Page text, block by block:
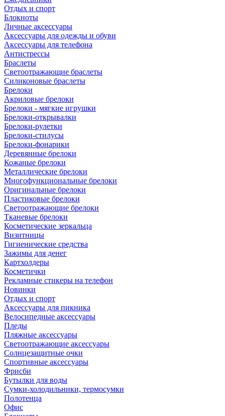
Отдых и спорт
Блокноты
Личные аксессуары
Аксессуары для одежды и обуви
Аксессуары для телефона
Антистрессы
Браслеты
Светоотражающие браслеты
Силиконовые браслеты
Брелоки
Акриловые брелоки
Брелоки - мягкие игрушки
Брелоки-открывалки
Брелоки-рулетки
Брелоки-стилусы
Брелоки-фонарики
Деревянные брелоки
Кожаные брелоки
Металлические брелоки
Многофункциональные брелоки
Оригинальные брелоки
Пластиковые брелоки
Светоотражающие брелоки
Тканевые брелоки
Косметические зеркальца
Визитницы
Гигиенические средства
Зажимы для денег
Картхолдеры
Косметички
Рекламные стикеры на телефон
Новинки
Отдых и спорт
Аксессуары для пикника
Велосипедные аксессуары
Пледы
Пляжные аксессуары
Светоотражающие аксессуары
Солнцезащитные очки
Спортивные аксессуары
Фрисби
Бутылки для воды
Сумки-холодильники, термосумки
Полотенца
Офис